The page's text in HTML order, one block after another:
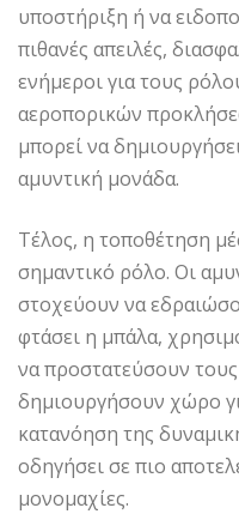
υποστήριξη ή να
πιθανές απειλές,
ενήμεροι για τους
αεροπορικών
μπορεί να
αμυντική μονάδα.
Τέλος, η τοποθέτηση
σημαντικό ρόλο. Οι
στοχεύουν να
φτάσει η μπάλα,
να προστατεύσουν
δημιουργήσουν χώρο
κατανόηση της
οδηγήσει σε πιο
μονομαχίες.